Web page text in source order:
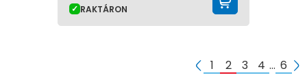
RAKTÁRON
1 2 3 4 … 6